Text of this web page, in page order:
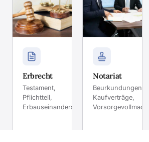
Erbrecht
Testament,
Pflichtteil,
Erbauseinandersetzung.
Notariat
Beurkundungen,
Kaufverträge,
Vorsorgevollmacht.